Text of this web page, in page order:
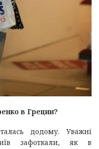
в Греции?
додому. Уважні
зафоткали, як в